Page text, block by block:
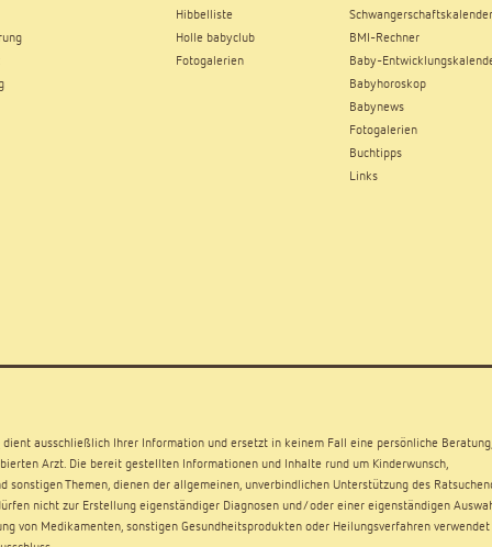
Hibbelliste
Holle babyclub
Fotogalerien
Schwangerschaftskalender
BMI-Rechner
Baby-
Babyhoroskop
Babynews
Fotogalerien
Buchtipps
Links
dient ausschließlich Ihrer Information und ersetzt in keinem Fall eine persönliche Beratung,
Arzt. Die bereit gestellten Informationen und Inhalte rund um Kinderwunsch,
sonstigen Themen, dienen der allgemeinen, unverbindlichen Unterstützung des
nicht zur Erstellung eigenständiger Diagnosen und/oder einer eigenständigen
von Medikamenten, sonstigen Gesundheitsprodukten oder Heilungsverfahren verwendet